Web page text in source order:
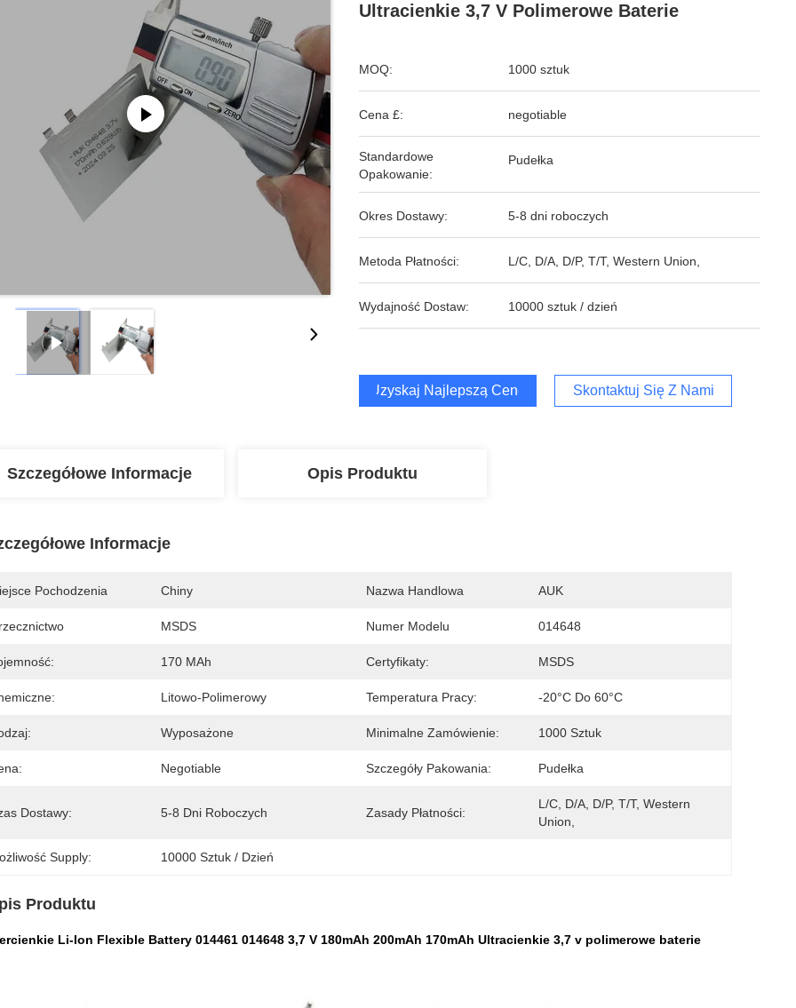
Ultracienkie 3,7 V Polimerowe Baterie
MOQ: 1000 sztuk
Cena £: negotiable
Standardowe
Opakowanie:
Pudełka
Okres Dostawy: 5-8 dni roboczych
Metoda Płatności: L/C, D/A, D/P, T/T, Western Union,
Wydajność Dostaw: 10000 sztuk / dzień
Uzyskaj Najlepszą Cenę Skontaktuj Się Z Nami
Szczegółowe Informacje Opis Produktu
Informacje
Pochodzenia Chiny Nazwa Handlowa AUK
MSDS Numer Modelu 014648
170 MAh Certyfikaty: MSDS
Litowo-Polimerowy Temperatura Pracy: -20°C Do 60°C
Wyposażone Minimalne Zamówienie: 1000 Sztuk
Negotiable Szczegóły Pakowania: Pudełka
Dostawy: 5-8 Dni Roboczych Zasady Płatności:
L/C, D/A, D/P, T/T, Western
Union,
Supply: 10000 Sztuk / Dzień
Produktu
Li-Ion Flexible Battery 014461 014648 3,7 V 180mAh 200mAh 170mAh Ultracienkie 3,7 v polimerowe baterie